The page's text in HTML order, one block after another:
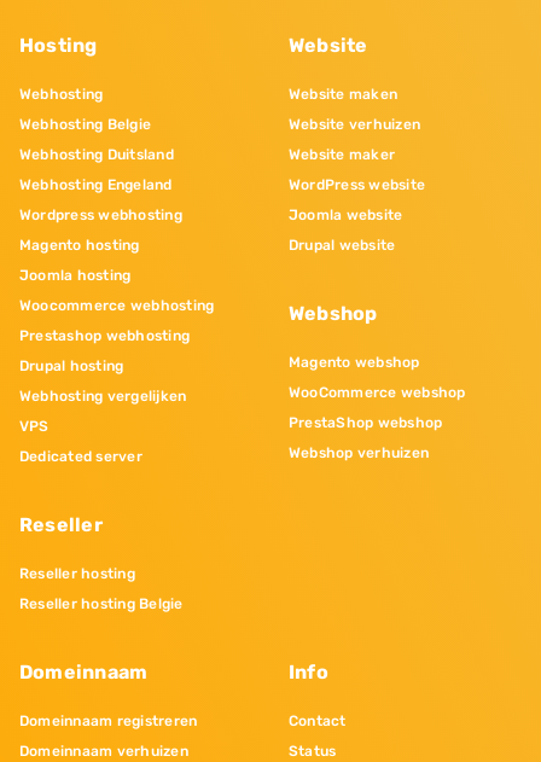
Hosting
Webhosting
Webhosting Belgie
Webhosting Duitsland
Webhosting Engeland
Wordpress webhosting
Magento hosting
Joomla hosting
Woocommerce webhosting
Prestashop webhosting
Drupal hosting
Webhosting vergelijken
VPS
Dedicated server
Reseller
Reseller hosting
Reseller hosting Belgie
Website
Website maken
Website verhuizen
Website maker
WordPress website
Joomla website
Drupal website
Webshop
Magento webshop
WooCommerce webshop
PrestaShop webshop
Webshop verhuizen
Domeinnaam
Domeinnaam registreren
Domeinnaam verhuizen
Info
Contact
Status